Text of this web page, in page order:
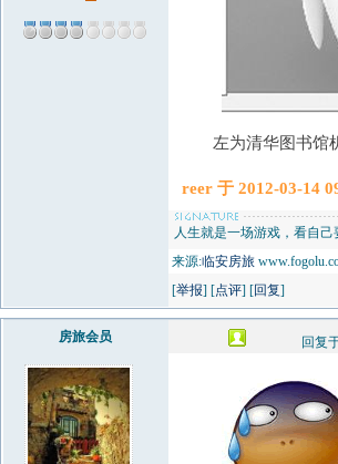
左为清华图书馆
reer 于 2012-03-14
人生就是一场游戏，看自己
来源:临安房旅
[举报] [点评] [回复]
房旅会员 回复